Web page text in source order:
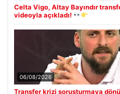
Celta Vigo, Altay Bayındır
videoyla açıkladı!
06/08/2026
Transfer krizi soruşturmaya